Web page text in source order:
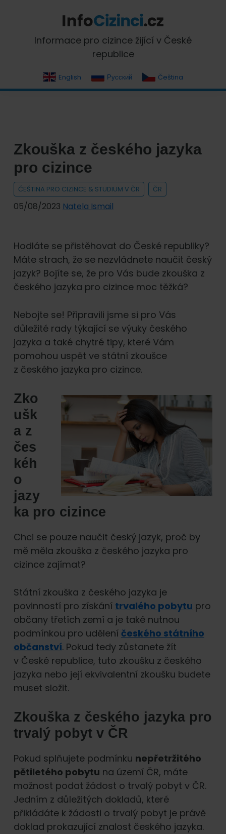
primary
navigation
content
primaryInfoCizinci.cz
Informace pro cizince žijící v České
republice
English Русский Čeština
Zkouška z českého jazyka
pro cizince
ČEŠTINA PRO CIZINCE & STUDIUM V ČR ČR
05/08/2023 Natela Ismail
Hodláte se přistěhovat do České republiky?
Máte strach, že se nezvládnete naučit český
jazyk? Bojíte se, že pro Vás bude zkouška z
českého jazyka pro cizince moc těžká?
Nebojte se! Připravili jsme si pro Vás
důležité rady týkající se výuky českého
jazyka a také chytré tipy, které Vám
pomohou uspět ve státní zkoušce
z českého jazyka pro cizince.
Zko
ušk
a z
čes
kéh
o
jazy
ka pro cizince
Chci se pouze naučit český jazyk, proč by
mě měla zkouška z českého jazyka pro
cizince zajímat?
Státní zkouška z českého jazyka je
povinností pro získání trvalého pobytu pro
občany třetích zemí a je také nutnou
podmínkou pro udělení českého státního
občanství. Pokud tedy zůstanete žít
v České republice, tuto zkoušku z českého
jazyka nebo její ekvivalentní zkoušku budete
muset složit.
Zkouška z českého jazyka pro
trvalý pobyt v ČR
Pokud splňujete podmínku nepřetržitého
pětiletého pobytu na území ČR, máte
možnost podat žádost o trvalý pobyt v ČR.
Jedním z důležitých dokladů, které
přikládáte k žádosti o trvalý pobyt je právě
doklad prokazující znalost českého jazyka.